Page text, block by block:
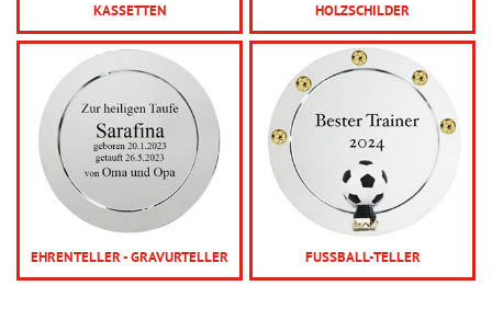
KASSETTEN HOLZSCHILDER
EHRENTELLER - GRAVURTELLER FUSSBALL-TELLER